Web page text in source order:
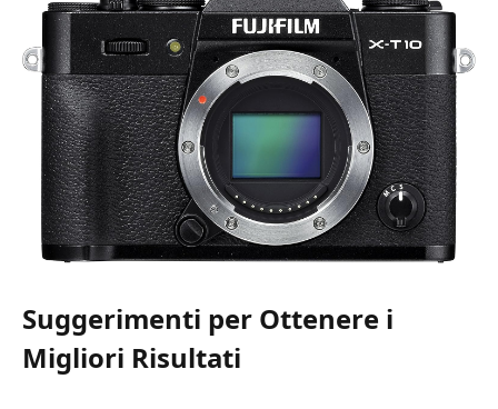
Suggerimenti per Ottenere i
Migliori Risultati